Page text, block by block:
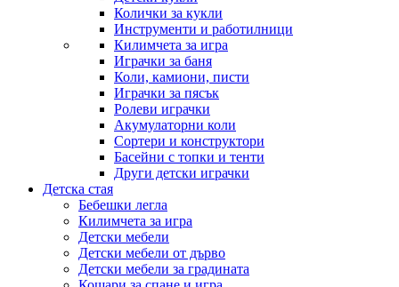
Колички за кукли
Инструменти и работилници
Килимчета за игра
Играчки за баня
Коли, камиони, писти
Играчки за пясък
Ролеви играчки
Акумулаторни коли
Сортери и конструктори
Басейни с топки и тенти
Други детски играчки
Детска стая
Бебешки легла
Килимчета за игра
Детски мебели
Детски мебели от дърво
Детски мебели за градината